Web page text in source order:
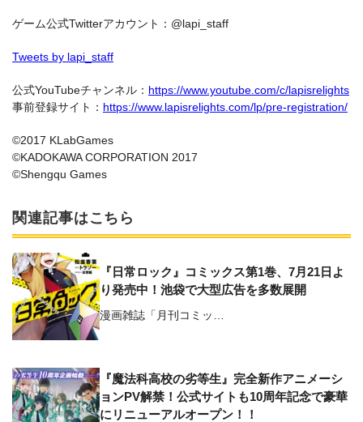
ゲーム公式Twitterアカウント：@lapi_staff
Tweets by lapi_staff
公式YouTubeチャンネル： https://www.youtube.com/c/lapisrelights
事前登録サイト： https://www.lapisrelights.com/lp/pre-registration/
©2017 KLabGames
©KADOKAWA CORPORATION 2017
©Shengqu Games
関連記事はこちら
『日常ロック』コミックス第1巻、7月21日よ
り発売中！池袋で大型広告を多数展開
漫画雑誌「月刊コミッ…
『魔法科高校の劣等生』完全新作アニメーシ
ョンPV解禁！公式サイトも10周年記念で豪華
にリニューアルオープン！！